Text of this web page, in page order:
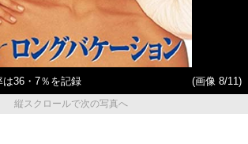
は36・7％を記録
(画像 8/11)
縦スクロールで次の写真へ